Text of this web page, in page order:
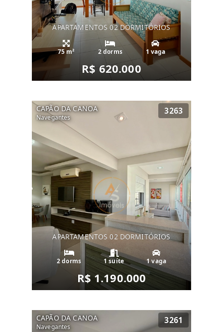
APARTAMENTOS 02 DORMITÓRIOS
75 m² 2 dorms 1 vaga
R$ 620.000
CAPÃO DA CANOA
Navegantes
3263
APARTAMENTOS 02 DORMITÓRIOS
2 dorms 1 suíte 1 vaga
R$ 1.190.000
CAPÃO DA CANOA
Navegantes
3261